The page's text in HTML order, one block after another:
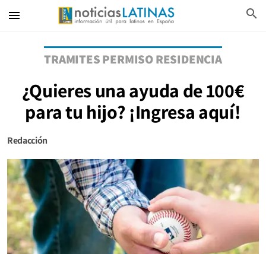
menu search
TRAMITES PERMISO RESIDENCIA
¿Quieres una ayuda de 100€
para tu hijo? ¡Ingresa aquí!
Redacción